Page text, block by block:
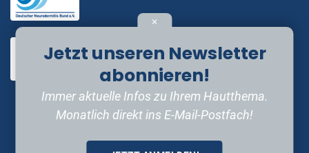
✕
Jetzt unseren Newsletter
abonnieren!
Immer aktuelle Infos zu Ihrem Hautthema.
Monatlich direkt ins E-Mail-Postfach!